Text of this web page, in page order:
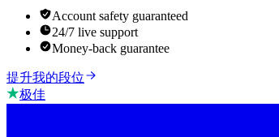
Account safety guaranteed
24/7 live support
Money-back guarantee
提升我的段位
极佳